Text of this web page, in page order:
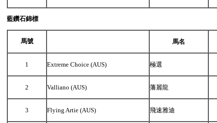
藍鑽石錦標
馬號 馬名
1 Extreme Choice (AUS) 極選
2 Valliano (AUS) 藩麗龍
3 Flying Artie (AUS) 飛速雅迪